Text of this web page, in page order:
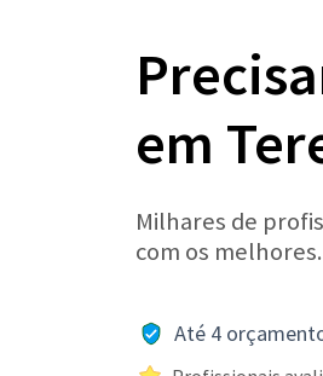
em
Milhares de
com os melhores.
Até 4